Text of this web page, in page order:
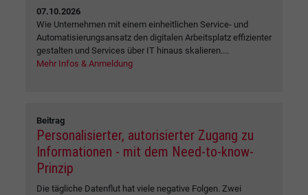
07.10.2026
Wie Unternehmen mit einem einheitlichen Service- und
Automatisierungsansatz den digitalen Arbeitsplatz effizienter
gestalten und Services über IT hinaus skalieren....
Mehr Infos & Anmeldung
Beitrag
Personalisierter, autorisierter Zugang zu
Informationen - mit dem Need-to-know-
Prinzip
Die tägliche Datenflut hat viele negative Folgen. Zwei